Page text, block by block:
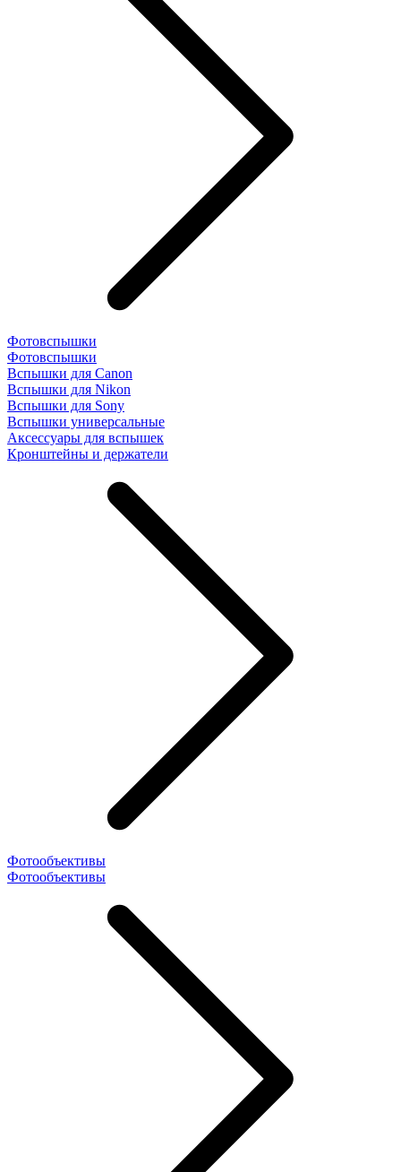
Фотовспышки
Фотовспышки
Вспышки для Canon
Вспышки для Nikon
Вспышки для Sony
Вспышки универсальные
Аксесcуары для вспышек
Кронштейны и держатели
Фотообъективы
Фотообъективы